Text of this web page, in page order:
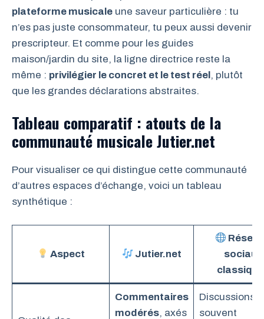
plateforme musicale une saveur particulière : tu
n’es pas juste consommateur, tu peux aussi devenir
prescripteur. Et comme pour les guides
maison/jardin du site, la ligne directrice reste la
même : privilégier le concret et le test réel, plutôt
que les grandes déclarations abstraites.
Tableau comparatif : atouts de la
communauté musicale Jutier.net
Pour visualiser ce qui distingue cette communauté
d’autres espaces d’échange, voici un tableau
synthétique :
Aspect Jutier.net
sociaux
Commentaires
modérés, axés
Discussions
souvent